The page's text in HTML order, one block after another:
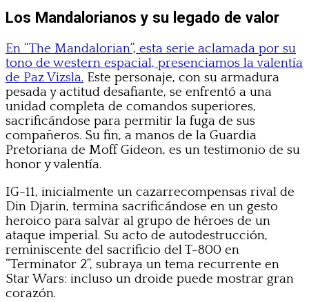
Los Mandalorianos y su legado de valor
En “The Mandalorian”, esta serie aclamada por su
tono de western espacial, presenciamos la valentía
de Paz Vizsla. Este personaje, con su armadura
pesada y actitud desafiante, se enfrentó a una
unidad completa de comandos superiores,
sacrificándose para permitir la fuga de sus
compañeros. Su fin, a manos de la Guardia
Pretoriana de Moff Gideon, es un testimonio de su
honor y valentía.
IG-11, inicialmente un cazarrecompensas rival de
Din Djarin, termina sacrificándose en un gesto
heroico para salvar al grupo de héroes de un
ataque imperial. Su acto de autodestrucción,
reminiscente del sacrificio del T-800 en
“Terminator 2”, subraya un tema recurrente en
Star Wars: incluso un droide puede mostrar gran
corazón.